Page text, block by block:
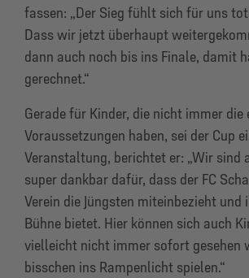
fassen: „Der Sieg fühlt sich für uns
Dass wir jetzt überhaupt
dann auch noch bis ins Finale, damit
gerechnet.“
Gerade für Kinder, die nicht immer die
Voraussetzungen haben, sei der Cup
Veranstaltung, berichtet er: „Wir sind
super dankbar dafür, dass der FC
Verein die Jüngsten miteinbezieht und
Bühne bietet. Hier können sich auch
vielleicht nicht immer sofort gesehen
bisschen ins Rampenlicht spielen.“